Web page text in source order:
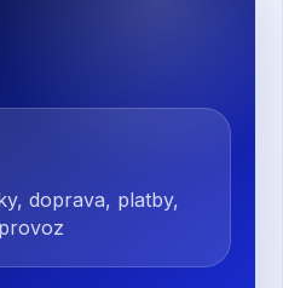
doprava, platby,